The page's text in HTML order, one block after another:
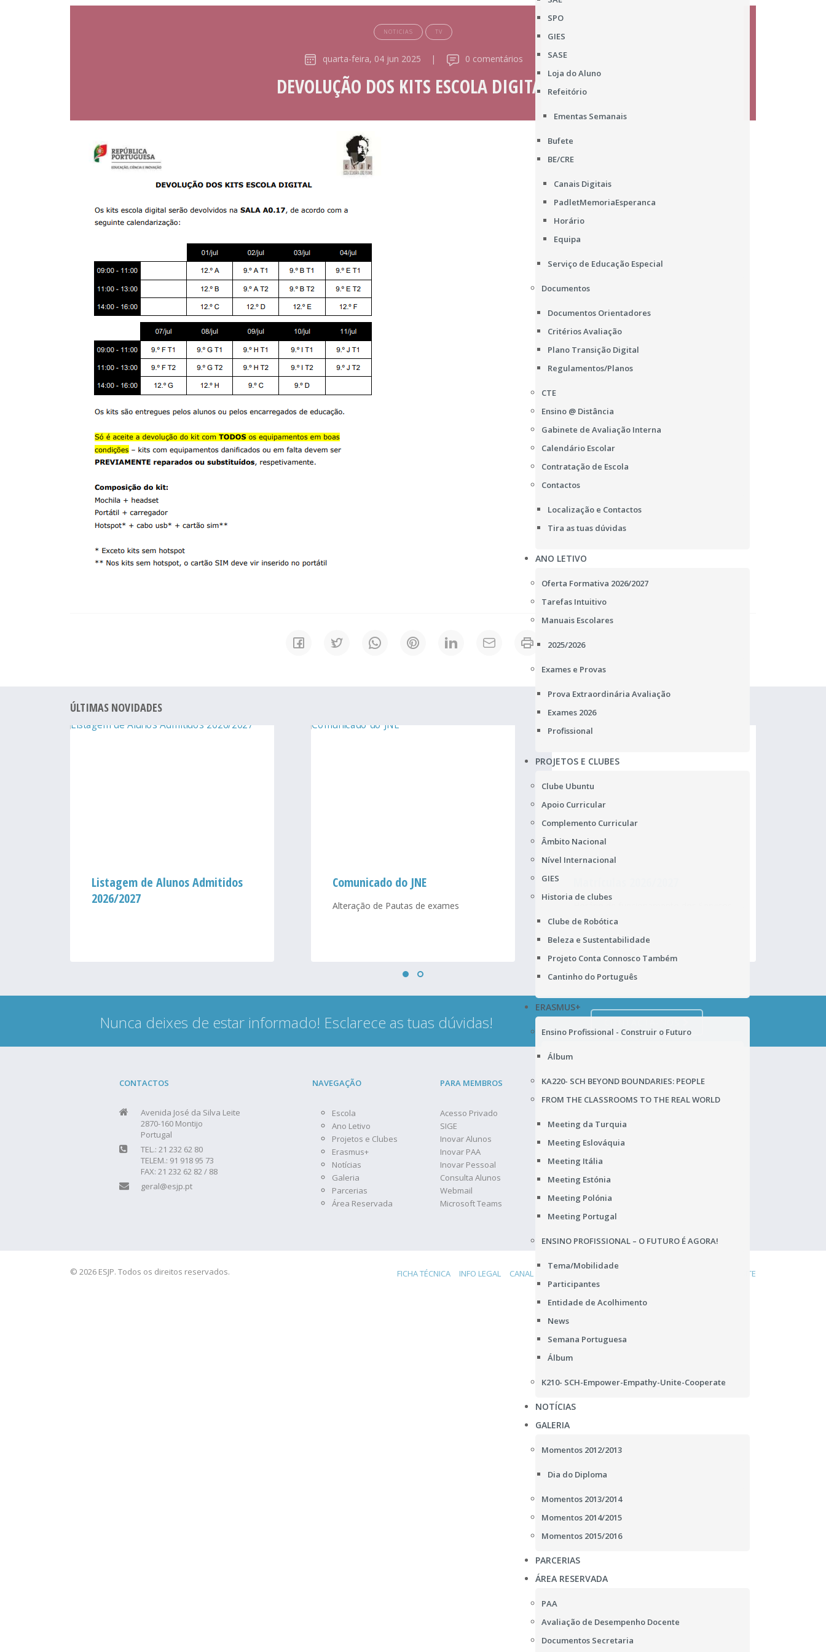
SPO
GIES
SASE
Loja do Aluno
Refeitório
Ementas Semanais
Bufete
BE/CRE
Canais Digitais
PadletMemoriaEsperanca
Horário
Equipa
Serviço de Educação Especial
Documentos
Documentos Orientadores
Critérios Avaliação
Plano Transição Digital
Regulamentos/Planos
CTE
Ensino @ Distância
Gabinete de Avaliação Interna
Calendário Escolar
Contratação de Escola
Contactos
Localização e Contactos
Tira as tuas dúvidas
ANO LETIVO
Oferta Formativa 2026/2027
Tarefas Intuitivo
Manuais Escolares
2025/2026
Exames e Provas
Prova Extraordinária Avaliação
Exames 2026
Profissional
PROJETOS E CLUBES
Clube Ubuntu
Apoio Curricular
Complemento Curricular
Âmbito Nacional
Nível Internacional
GIES
Historia de clubes
Clube de Robótica
Beleza e Sustentabilidade
Projeto Conta Connosco Também
Cantinho do Português
ERASMUS+
Ensino Profissional - Construir o Futuro
Álbum
KA220- SCH BEYOND BOUNDARIES: PEOPLE
FROM THE CLASSROOMS TO THE REAL WORLD
Meeting da Turquia
Meeting Eslováquia
Meeting Itália
Meeting Estónia
Meeting Polónia
Meeting Portugal
ENSINO PROFISSIONAL – O FUTURO É AGORA!
Tema/Mobilidade
Participantes
Entidade de Acolhimento
News
Semana Portuguesa
Álbum
K210- SCH-Empower-Empathy-Unite-Cooperate
NOTÍCIAS
GALERIA
Momentos 2012/2013
Dia do Diploma
Momentos 2013/2014
Momentos 2014/2015
Momentos 2015/2016
PARCERIAS
ÁREA RESERVADA
PAA
Avaliação de Desempenho Docente
Documentos Secretaria
NOTICIAS TV
quarta-feira, 04 jun 2025 | 0 comentários
DEVOLUÇÃO DOS KITS ESCOLA DIGITAL
ÚLTIMAS NOVIDADES
Listagem de Alunos Admitidos
2026/2027
Comunicado do JNE
Alteração de Pautas de exames
Administrativos
Nunca deixes de estar informado! Esclarece as tuas dúvidas!
CONTACTOS
Avenida José da Silva Leite
2870-160 Montijo
Portugal
TEL.: 21 232 62 80
TELEM.: 91 918 95 73
FAX: 21 232 62 82 / 88
geral@esjp.pt
NAVEGAÇÃO
Escola
Ano Letivo
Projetos e Clubes
Erasmus+
Notícias
Galeria
Parcerias
Área Reservada
PARA MEMBROS
Acesso Privado
SIGE
Inovar Alunos
Inovar PAA
Inovar Pessoal
Consulta Alunos
Webmail
Microsoft Teams
ENC. DE PROTEÇÃO DE DADOS
Praça de Alvalade 12
1749-070 Lisboa
Portugal
TEL.: 218 433 900
rgpd.dsrlvt@dgeste.mec.pt
Abrir Regulamento Geral
© 2026 ESJP. Todos os direitos reservados. FICHA TÉCNICA INFO LEGAL CANAL DE DENÚNCIA MAPA DO SITE